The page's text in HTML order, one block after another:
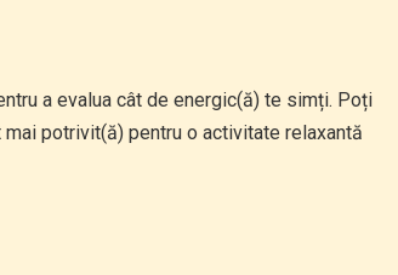
a evalua cât de energic(ă) te simți. Poți
mai potrivit(ă) pentru o activitate relaxantă